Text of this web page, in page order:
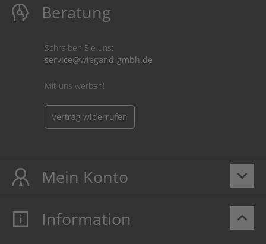
Beratung
Schreiben Sie uns:
service@wiegand-gmbh.de
Mit uns werben!
Vertrag widerrufen
keyboard_arrow_down
Mein Konto
Mein Konto
keyboard_arrow_up
Information